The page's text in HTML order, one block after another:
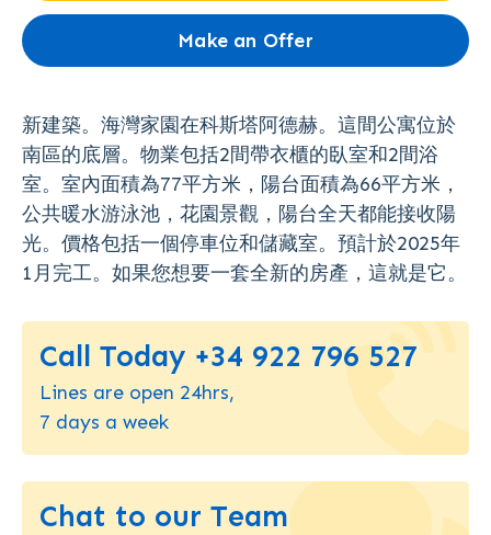
Make an Offer
新建築。海灣家園在科斯塔阿德赫。這間公寓位於
南區的底層。物業包括2間帶衣櫃的臥室和2間浴
室。室內面積為77平方米，陽台面積為66平方米，
公共暖水游泳池，花園景觀，陽台全天都能接收陽
光。價格包括一個停車位和儲藏室。預計於2025年
1月完工。如果您想要一套全新的房產，這就是它。
Call Today +34 922 796 527
Lines are open 24hrs,
7 days a week
Chat to our Team